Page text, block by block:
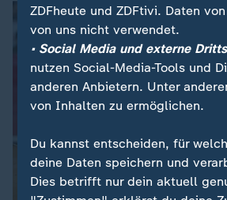
ZDFheute und ZDFtivi. Daten
von uns nicht verwendet.
• Social Media und externe
nutzen Social-Media-Tools und
anderen Anbietern. Unter
von Inhalten zu ermöglichen.
Du kannst entscheiden, für
deine Daten speichern und
Dies betrifft nur dein aktuell